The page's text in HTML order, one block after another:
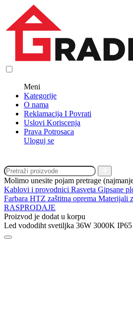
Meni
Kategorije
O nama
Reklamacija I Povrati
Uslovi Koriscenja
Prava Potrosaca
Uloguj se
Molimo unesite pojam pretrage
Kablovi i provodnici Rasveta Gipsane
Farbara HTZ zaštitna oprema Materijali
RASPRODAJE
Proizvod je dodat u korpu
Led vododiht svetiljka 36W 3000K IP65